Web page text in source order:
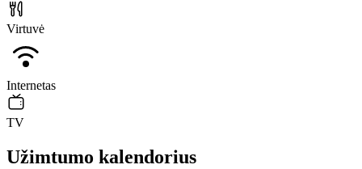
Virtuvė
Internetas
TV
Užimtumo kalendorius